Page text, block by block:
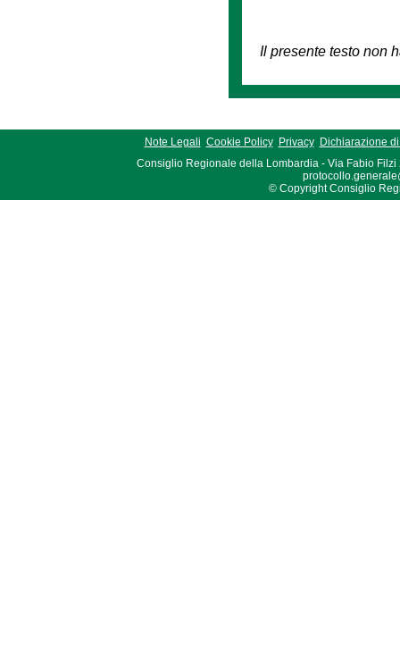
Il presente testo non
Note Legali Cookie Policy Privacy
Dichiarazione
Consiglio Regionale della Lombardia - Via Fabio Filzi
© Copyright Consiglio